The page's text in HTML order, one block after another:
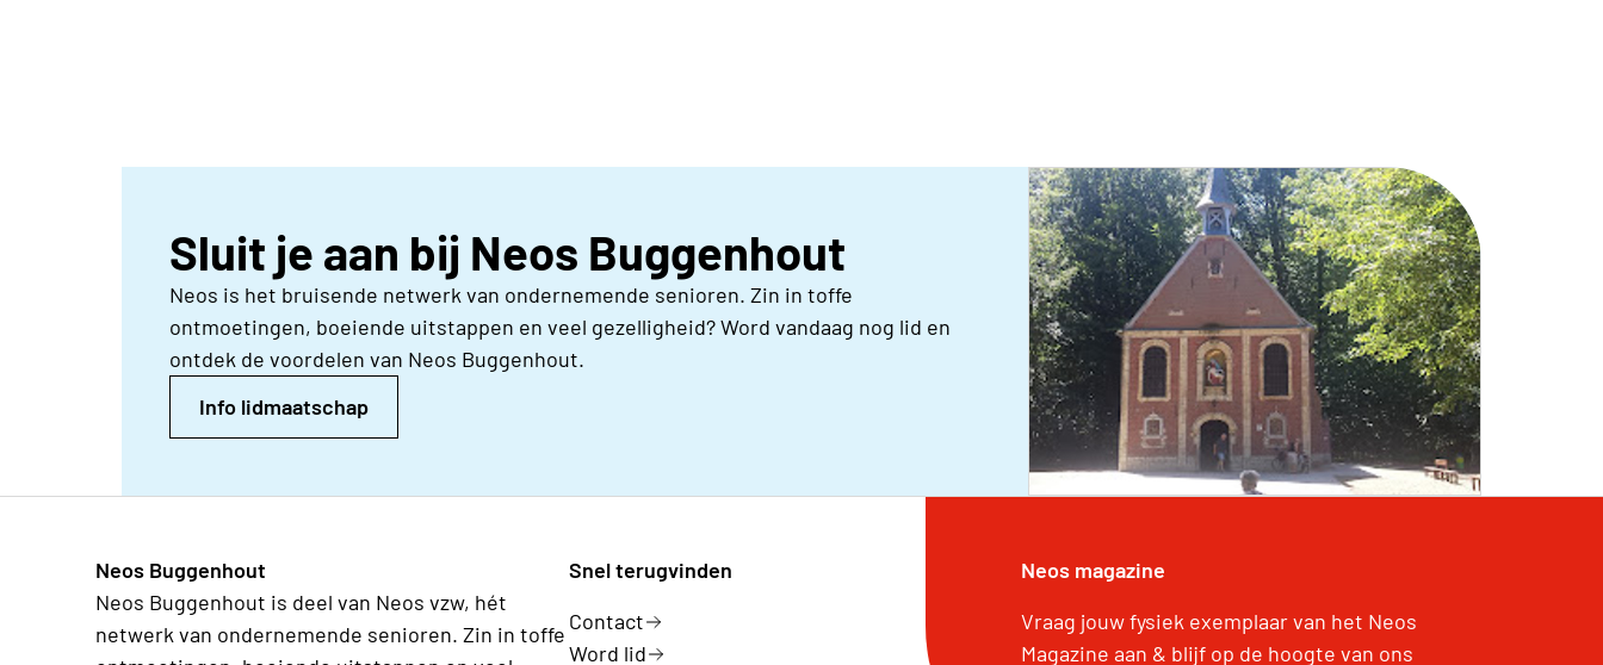
Sluit je aan bij Neos Buggenhout
Neos is het bruisende netwerk van ondernemende senioren. Zin in toffe
ontmoetingen, boeiende uitstappen en veel gezelligheid? Word vandaag nog lid en
ontdek de voordelen van Neos Buggenhout.
Info lidmaatschap
Neos Buggenhout
Neos Buggenhout is deel van Neos vzw, hét
netwerk van ondernemende senioren. Zin in toffe
Snel terugvinden
Contact
Word lid
Neos magazine
Vraag jouw fysiek exemplaar van het Neos
Magazine aan & blijf op de hoogte van ons